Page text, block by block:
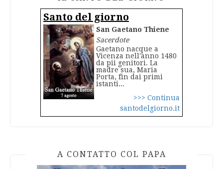
Santo del giorno
San Gaetano Thiene
Sacerdote
Gaetano nacque a
Vicenza nell'anno 1480
da pii genitori. La
madre sua, Maria
Porta, fin dai primi
istanti...
>>> Continua
santodelgiorno.it
A CONTATTO COL PAPA